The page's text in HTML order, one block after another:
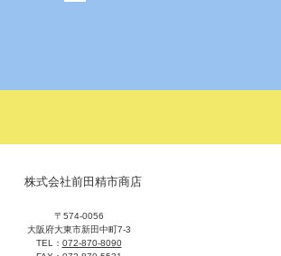
株式会社前田精市商店
〒574-0056
大阪府大東市新田中町7-3
TEL： 072-870-8090